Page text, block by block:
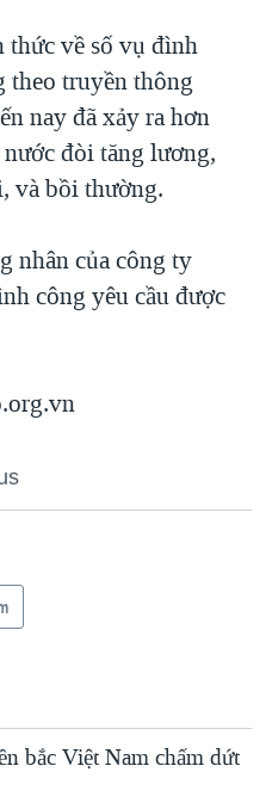
về số vụ đình
theo truyền thông
nay đã xảy ra hơn
đòi tăng lương,
và bồi thường.
nhân của công ty
công yêu cầu được
bắc Việt Nam chấm dứt